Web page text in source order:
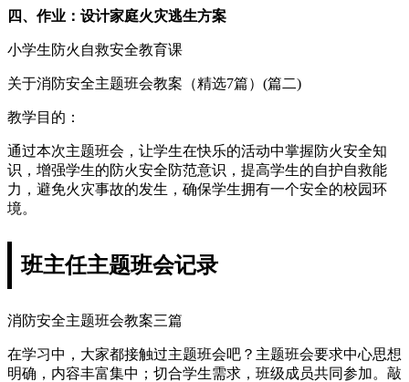
四、作业：设计家庭火灾逃生方案
小学生防火自救安全教育课
关于消防安全主题班会教案（精选7篇）(篇二)
教学目的：
通过本次主题班会，让学生在快乐的活动中掌握防火安全知
识，增强学生的防火安全防范意识，提高学生的自护自救能
力，避免火灾事故的发生，确保学生拥有一个安全的校园环
境。
班主任主题班会记录
消防安全主题班会教案三篇
在学习中，大家都接触过主题班会吧？主题班会要求中心思想
明确，内容丰富集中；切合学生需求，班级成员共同参加。敲